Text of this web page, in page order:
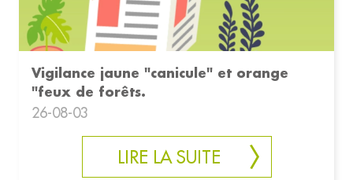
Vigilance jaune "canicule" et orange
"feux de forêts.
26-08-03
LIRE LA SUITE